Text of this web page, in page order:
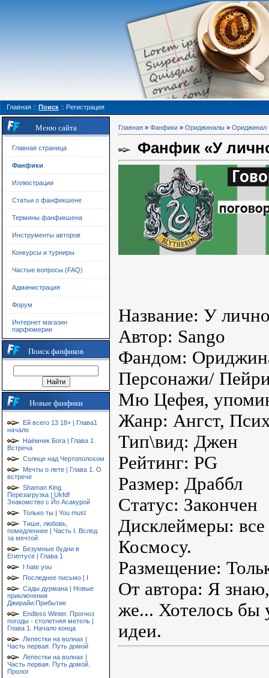
Главная :: Поиск :: Регистрация
Меню сайта
Главная страница
Фанфики
Иллюстрации
Статьи о фанфикшене
Термины фанфикшена
Инструменты авторов
Конкурсы и турниры
Частые вопросы (FAQ)
Администрация
Форум
Интернет магазин
парфюмерии
Поиск фанфиков
Новые фанфики
Ей всего 13 18+ | Глава1
начало
Наёмник Бога | Глава 1.
Встреча
Солнце над Чертополохом
Мечты о лете | Глава 1. О
встрече
Shaman King.
Перезагрузка | Ukfdf
Знакомство с Йо Асакурой
Только ты | You must
Тише, любовь,
помедленнее | Часть I. Вслед
за мечтой
Безумные будни в
Египтусе | Глава 1
I hate you
Последнее письмо | I
Сады дурмана | Новые
приключения
Джирайи:Прибытие
Endless Winter. Прогноз
погоды - столетняя метель |
Глава 1. Начало конца
Лепестки на волнах |
Часть первая. Путь домой
Лепестки на волнах |
Часть первая. Путь домой.
Пролог
Главная » Фанфики » Ориджиналы » Ориджинал
Фанфик «У
Название: У
Автор: Sango
Фандом:
Персонажи/
Мю Цефея,
Жанр: Ангст,
Тип\вид: Джен
Рейтинг: PG
Размер: Драббл
Статус: Закончен
Дисклеймеры:
Космосу.
Размещение:
От автора: Я
же... Хотелось бы
идеи.